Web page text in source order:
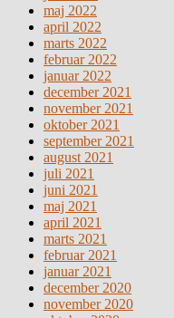
maj 2022
april 2022
marts 2022
februar 2022
januar 2022
december 2021
november 2021
oktober 2021
september 2021
august 2021
juli 2021
juni 2021
maj 2021
april 2021
marts 2021
februar 2021
januar 2021
december 2020
november 2020